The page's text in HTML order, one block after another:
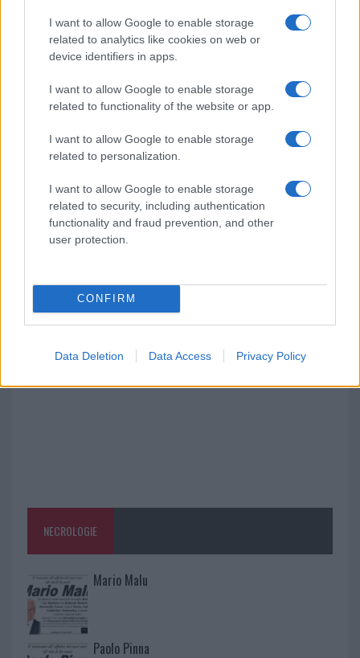
I want to allow Google to enable storage
related to analytics like cookies on web or
device identifiers in apps.
I want to allow Google to enable storage
related to functionality of the website or app.
I want to allow Google to enable storage
related to personalization.
I want to allow Google to enable storage
related to security, including authentication
functionality and fraud prevention, and other
user protection.
CONFIRM
Data Deletion Data Access Privacy Policy
Salmo finisce in ospedale a Catania, ma il tour
va avanti: “Sicilia, ci sono”
Jovanotti, Gabry Ponte e Alfa: Olbia ombelico del
Giorgia Meloni a La Maddalena, la vicesindaco:
“Orgoglio e discrezione per visita privata̶…
Incendio nella notte a Olbia, a fuoco due furgoni
A fuoco un deposito con bombole, intervento dei
vigili del fuoco a Rudalza
NECROLOGIE
Mario Malu
Paolo Pinna